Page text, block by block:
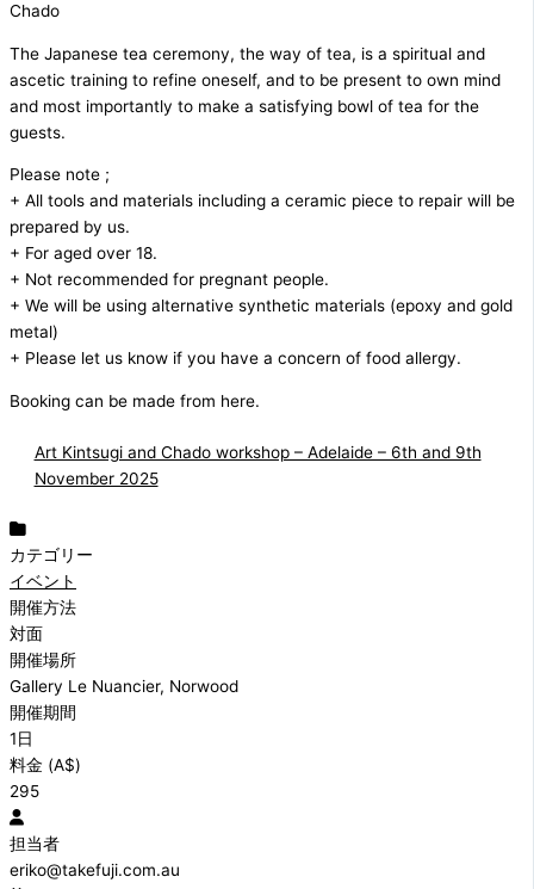
Chado
The Japanese tea ceremony, the way of tea, is a spiritual and
ascetic training to refine oneself, and to be present to own mind
and most importantly to make a satisfying bowl of tea for the
guests.
Please note ;
+ All tools and materials including a ceramic piece to repair will be
prepared by us.
+ For aged over 18.
+ Not recommended for pregnant people.
+ We will be using alternative synthetic materials (epoxy and gold
metal)
+ Please let us know if you have a concern of food allergy.
Booking can be made from here.
Art Kintsugi and Chado workshop – Adelaide – 6th and 9th
November 2025
カテゴリー
イベント
開催方法
対面
開催場所
Gallery Le Nuancier, Norwood
開催期間
1日
料金 (A$)
295
担当者
eriko@takefuji.com.au